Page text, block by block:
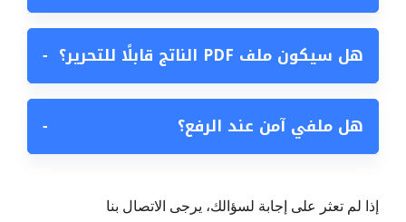
هل سيكون ملف PDF الناتج قابلًا للتحرير؟ −
هل ملفي آمن عند الرفع؟ −
إذا لم تعثر على إجابة لسؤالك، يرجى الاتصال بنا